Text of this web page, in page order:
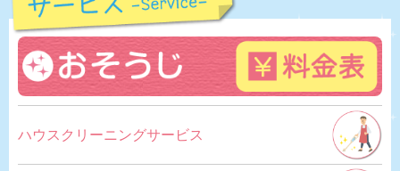
ハウスクリーニングサービス